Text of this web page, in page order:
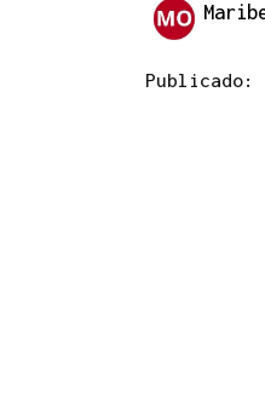
Publicado: